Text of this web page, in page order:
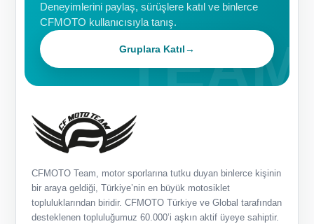
Deneyimlerini paylaş, sürüşlere katıl ve binlerce
CFMOTO kullanıcısıyla tanış.
Gruplara Katıl→
CFMOTO Team, motor sporlarına tutku duyan binlerce kişinin
bir araya geldiği, Türkiye’nin en büyük motosiklet
topluluklarından biridir. CFMOTO Türkiye ve Global tarafından
desteklenen topluluğumuz 60.000’i aşkın aktif üyeye sahiptir.